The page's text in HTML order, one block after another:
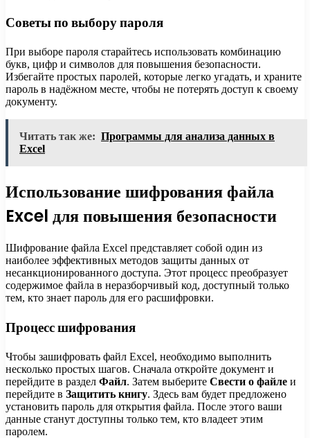
Советы по выбору пароля
При выборе пароля старайтесь использовать комбинацию
букв, цифр и символов для повышения безопасности.
Избегайте простых паролей, которые легко угадать, и храните
пароль в надёжном месте, чтобы не потерять доступ к своему
документу.
Читать так же: Программы для анализа данных в
Excel
Использование шифрования файла
Excel для повышения безопасности
Шифрование файла Excel представляет собой один из
наиболее эффективных методов защиты данных от
несанкционированного доступа. Этот процесс преобразует
содержимое файла в неразборчивый код, доступный только
тем, кто знает пароль для его расшифровки.
Процесс шифрования
Чтобы зашифровать файл Excel, необходимо выполнить
несколько простых шагов. Сначала откройте документ и
перейдите в раздел Файл. Затем выберите Свести о файле и
перейдите в Защитить книгу. Здесь вам будет предложено
установить пароль для открытия файла. После этого ваши
данные станут доступны только тем, кто владеет этим
паролем.